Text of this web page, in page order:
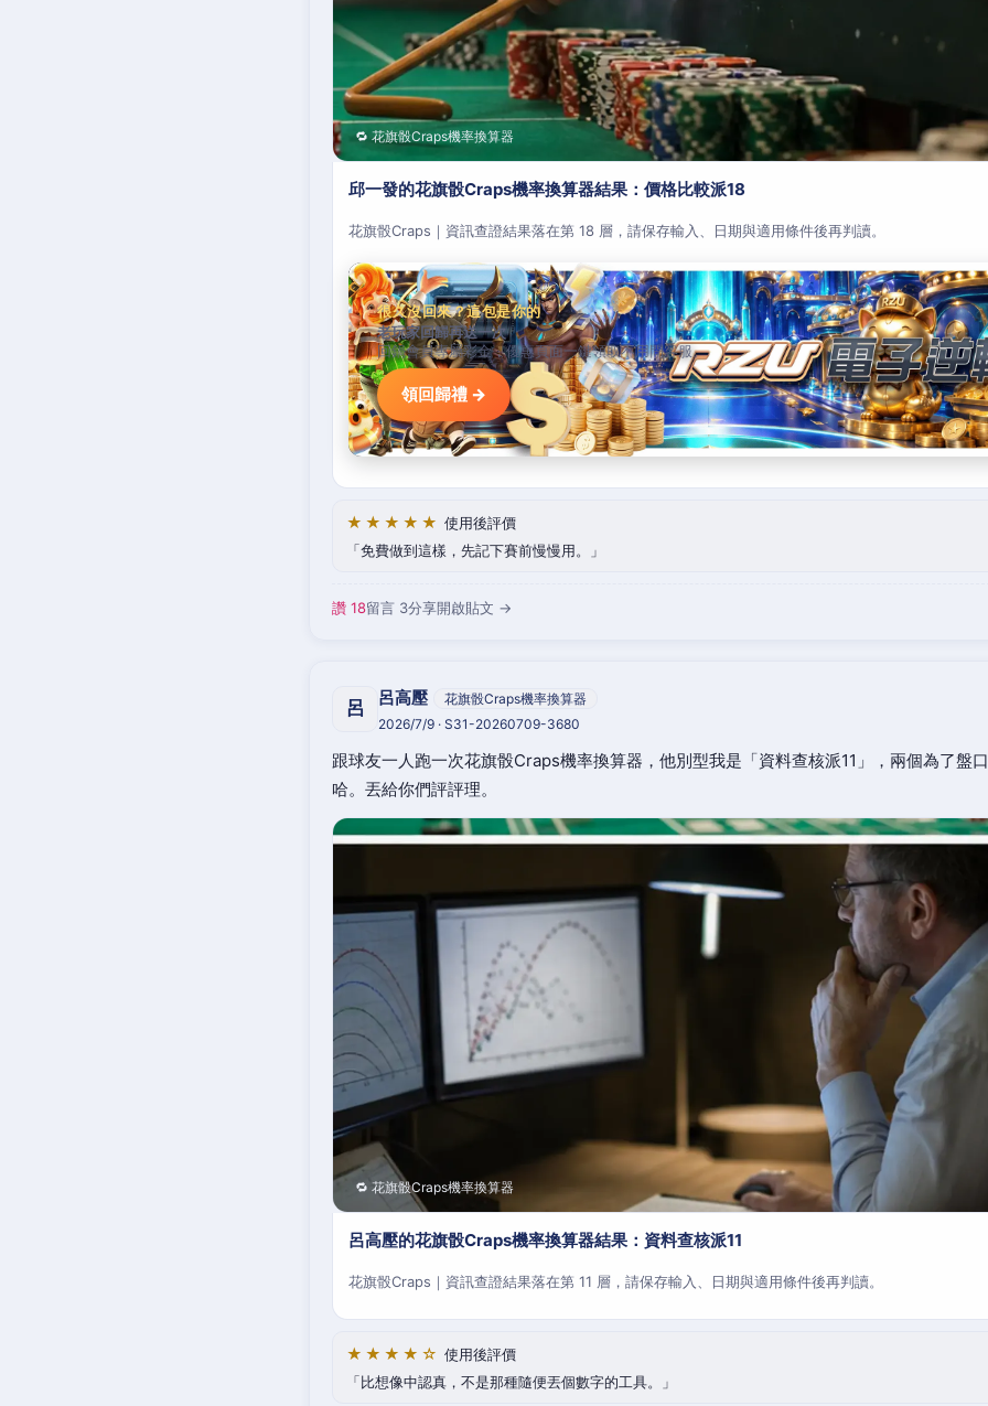
🔁 花旗骰Craps機率換算器
邱一發的花旗骰Craps機率換算器結果：價格比較派18
花旗骰Craps｜資訊查證結果落在第 18 層，請保存輸入、日期與適用條件後再判讀。
很久沒回來？這包是你的
老玩家回歸再送一次
回鍋會員專屬彩金，優惠頁面一鍵領取不用問客服。
領回歸禮 →
★★★★★ 使用後評價
免費做到這樣，先記下賽前慢慢用。
讚 18留言 3分享開啟貼文 →
呂 呂高壓
花旗骰Craps機率換算器
2026/7/9 · S31-20260709-3680
跟球友一人跑一次花旗骰Craps機率換算器，他別型我是「資料查核派11」，兩個為了盤
哈。丟給你們評評理。
🔁 花旗骰Craps機率換算器
呂高壓的花旗骰Craps機率換算器結果：資料查核派11
花旗骰Craps｜資訊查證結果落在第 11 層，請保存輸入、日期與適用條件後再判讀。
★★★★☆ 使用後評價
比想像中認真，不是那種隨便丟個數字的工具。